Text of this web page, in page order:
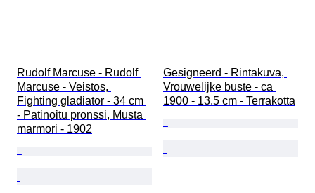
Rudolf Marcuse - Rudolf
Marcuse - Veistos,
Fighting gladiator - 34 cm
- Patinoitu pronssi, Musta
marmori - 1902
Gesigneerd - Rintakuva,
Vrouwelijke buste - ca
1900 - 13.5 cm - Terrakotta